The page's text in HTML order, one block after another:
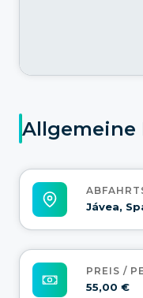
Jávea,
PREIS /
55,00 €